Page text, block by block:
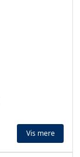
Vis mere